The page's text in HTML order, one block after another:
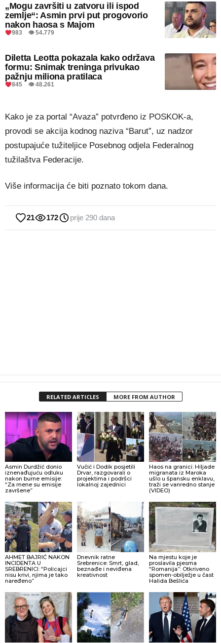
„Mogu završiti u zatvoru ili ispod
zemlje“: Asmin prvi put progovorio
nakon haosa s Majom
983 👁 54.779
Diletta Leotta pokazala kako održava
formu: Snimak treninga privukao
pažnju miliona pratilaca
845 👁 48.261
Kako je za portal “Avaza” potvrđeno iz POSKOK-a,
provodi se akcija kodnog naziva “Barut”, uz nadzor
postupajuće tužiteljice Posebnog odjela Federalnog
tužilaštva Federacije.
Više informacija će biti poznato tokom dana.
21 172 prije 290 dana
RELATED ARTICLES MORE FROM AUTHOR
Asmin Durdžić donio
iznenađujuću odluku
nakon burne emisije:
“Za mene su emisije
završene”
Vučić i Dodik posjetili
Drvar, razgovarali o
projektima i podršci
lokalnoj zajednici
Haos na granici: Hiljade
migranata iz Maroka
ušlo u špansku enklavu,
traži se vanredno stanje
(VIDEO)
AHMET BAJRIĆ NAKON
INCIDENTA U
SREBRENICI: “Policajci
nisu krivi, njima je tako
naređeno”
Dnevnik ratne
Srebrenice: Smrt, glad,
beznađe i neviđena
kreativnost
Na mjestu koje je
proslavila pjesma
“Romanija”: Otkriveno
spomen-obilježje u čast
Halida Bešlića